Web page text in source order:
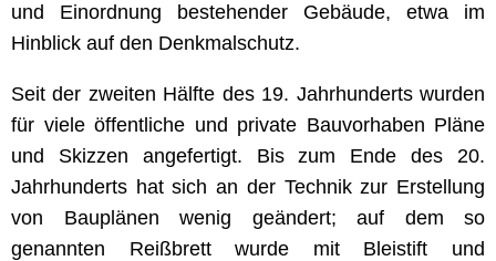
und Einordnung bestehender Gebäude, etwa im
Hinblick auf den Denkmalschutz.
Seit der zweiten Hälfte des 19. Jahrhunderts wurden
für viele öffentliche und private Bauvorhaben Pläne
und Skizzen angefertigt. Bis zum Ende des 20.
Jahrhunderts hat sich an der Technik zur Erstellung
von Bauplänen wenig geändert; auf dem so
genannten Reißbrett wurde mit Bleistift und